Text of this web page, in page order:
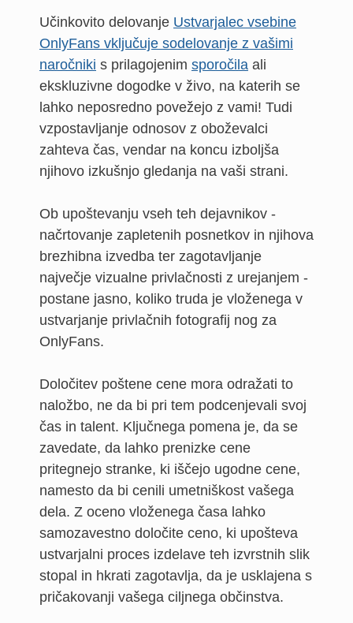
Učinkovito delovanje Ustvarjalec vsebine
OnlyFans vključuje sodelovanje z vašimi
naročniki s prilagojenim sporočila ali
ekskluzivne dogodke v živo, na katerih se
lahko neposredno povežejo z vami! Tudi
vzpostavljanje odnosov z oboževalci
zahteva čas, vendar na koncu izboljša
njihovo izkušnjo gledanja na vaši strani.
Ob upoštevanju vseh teh dejavnikov -
načrtovanje zapletenih posnetkov in njihova
brezhibna izvedba ter zagotavljanje
največje vizualne privlačnosti z urejanjem -
postane jasno, koliko truda je vloženega v
ustvarjanje privlačnih fotografij nog za
OnlyFans.
Določitev poštene cene mora odražati to
naložbo, ne da bi pri tem podcenjevali svoj
čas in talent. Ključnega pomena je, da se
zavedate, da lahko prenizke cene
pritegnejo stranke, ki iščejo ugodne cene,
namesto da bi cenili umetniškost vašega
dela. Z oceno vloženega časa lahko
samozavestno določite ceno, ki upošteva
ustvarjalni proces izdelave teh izvrstnih slik
stopal in hkrati zagotavlja, da je usklajena s
pričakovanji vašega ciljnega občinstva.